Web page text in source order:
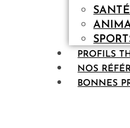
SANTÉ
PROFILS
NOS
BONNES